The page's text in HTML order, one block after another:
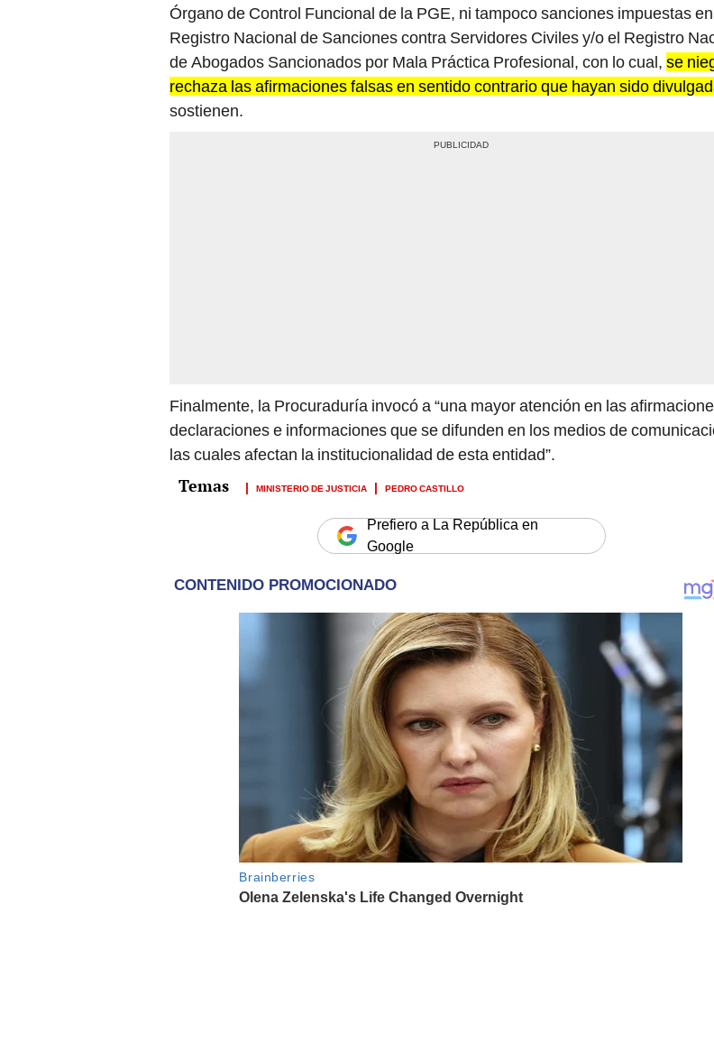
Órgano de Control Funcional de la PGE, ni tampoco sanciones impuestas
Registro Nacional de Sanciones contra Servidores Civiles y/o el Registro
de Abogados Sancionados por Mala Práctica Profesional, con lo cual, se
rechaza las afirmaciones falsas en sentido contrario que hayan sido
sostienen.
Finalmente, la Procuraduría invocó a “una mayor atención en las
declaraciones e informaciones que se difunden en los medios de
las cuales afectan la institucionalidad de esta entidad”.
MINISTERIO DE JUSTICIA PEDRO CASTILLO
Prefiero a La República en
Google